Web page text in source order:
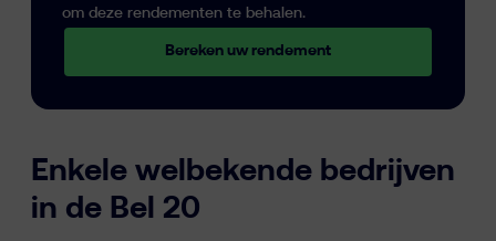
om deze rendementen te behalen.
Bereken uw rendement
Enkele welbekende bedrijven
in de Bel 20